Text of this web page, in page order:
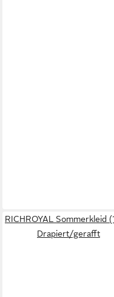
RICHROYAL Sommerkleid
Drapiert/gerafft